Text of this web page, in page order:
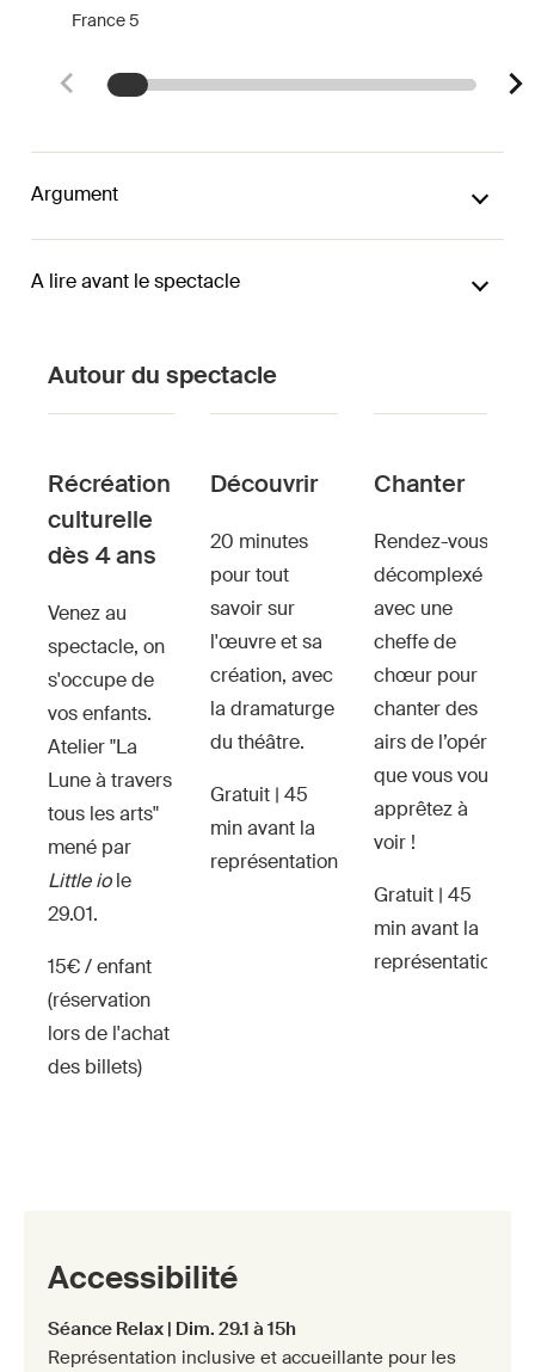
France 5
Argument
A lire avant le spectacle
Autour du spectacle
Récréation
culturelle
dès 4 ans
Venez au
spectacle, on
s'occupe de
vos enfants.
Atelier "La
Lune à travers
tous les arts"
mené par
Little iole
29.01.
15€ / enfant
(réservation
lors de l'achat
des billets)
Découvrir
20 minutes
pour tout
savoir sur
l'œuvre et sa
création, avec
la dramaturge
du théâtre.
Gratuit | 45
min avant la
représentation
Chanter
Rendez-vous
décomplexé
avec une
cheffe de
chœur pour
chanter des
airs de l’opéra
que vous vous
apprêtez à
voir !
Gratuit | 45
min avant la
représentation
Accessibilité
Séance Relax | Dim. 29.1 à 15h
Représentation inclusive et accueillante pour les